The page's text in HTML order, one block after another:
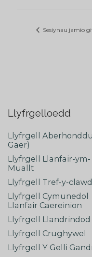
Sesiynau jamio
Llyfrgelloedd
Llyfrgell
Gaer)
Llyfrgell Llanfair-ym-
Muallt
Llyfrgell Tref-y-
Llyfrgell Cymunedol
Llanfair Caereinion
Llyfrgell Llandrindod
Llyfrgell Crughywel
Llyfrgell Y Gelli